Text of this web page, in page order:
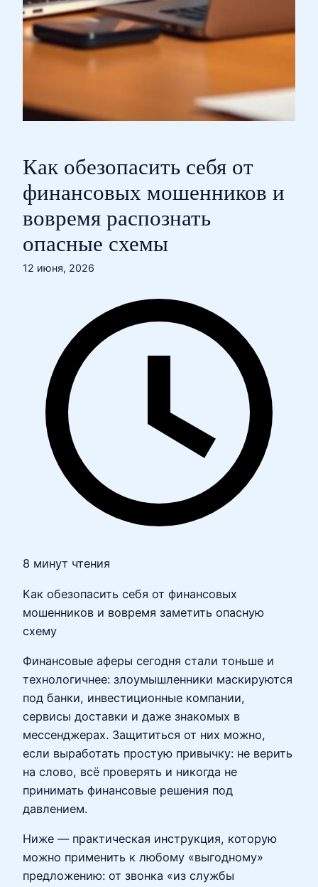
Как обезопасить себя от
финансовых мошенников и
вовремя распознать
опасные схемы
12 июня, 2026
8 минут чтения
Как обезопасить себя от финансовых
мошенников и вовремя заметить опасную
схему
Финансовые аферы сегодня стали тоньше и
технологичнее: злоумышленники маскируются
под банки, инвестиционные компании,
сервисы доставки и даже знакомых в
мессенджерах. Защититься от них можно,
если выработать простую привычку: не верить
на слово, всё проверять и никогда не
принимать финансовые решения под
давлением.
Ниже — практическая инструкция, которую
можно применить к любому «выгодному»
предложению: от звонка «из службы